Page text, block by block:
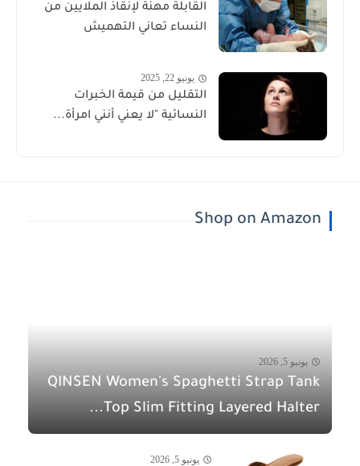
القابلة مهنة لإنقاذ الملايين من
النساء تعاني التهميش
يونيو 22, 2025
التقليل من قيمة الخبرات
النسائية "لا يعني أنني امرأة...
Shop on Amazon
يونيو 5, 2026
QINSEN Women's Spaghetti Strap Tank
Top Slim Fitting Layered Halter...
يونيو 5, 2026